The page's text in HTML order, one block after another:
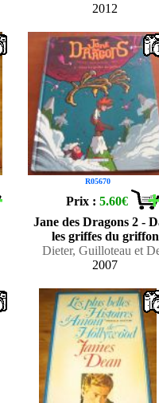
2012
R05670
Prix :5.60€
Jane des Dragons 2 -
les griffes du griffon
Dieter, Guilloteau et
2007